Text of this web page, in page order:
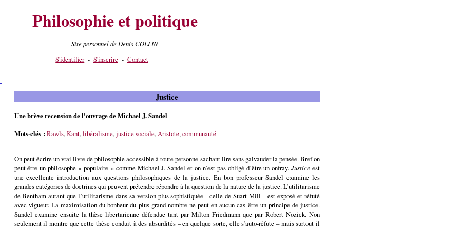
Philosophie et politique
Site personnel de Denis COLLIN
S'identifier - S'inscrire - Contact
Justice
Une brève recension de l'ouvrage de Michael J. Sandel
Mots-clés : Rawls,Kant,libéralisme,justice sociale,Aristote,communauté
On peut écrire un vrai livre de philosophie accessible à toute personne sachant lire sans galvauder la pensée. Bref on
peut être un philosophe « populaire » comme Michael J. Sandel et on n’est pas obligé d’être un onfray.Justice est
une excellente introduction aux questions philosophiques de la justice. En bon professeur Sandel examine les
grandes catégories de doctrines qui peuvent prétendre répondre à la question de la nature de la justice. L’utilitarisme
de Bentham autant que l’utilitarisme dans sa version plus sophistiquée - celle de Suart Mill – est exposé et réfuté
avec vigueur. La maximisation du bonheur du plus grand nombre ne peut en aucun cas être un principe de justice.
Sandel examine ensuite la thèse libertarienne défendue tant par Milton Friedmann que par Robert Nozick. Non
seulement il montre que cette thèse conduit à des absurdités –en quelque sorte, elle s’auto-réfute – mais surtout il